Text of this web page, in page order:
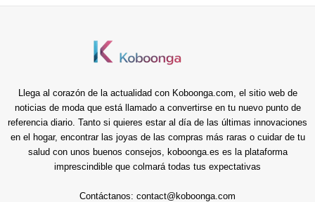
Llega al corazón de la actualidad con Koboonga.com, el sitio web de
noticias de moda que está llamado a convertirse en tu nuevo punto de
referencia diario. Tanto si quieres estar al día de las últimas innovaciones
en el hogar, encontrar las joyas de las compras más raras o cuidar de tu
salud con unos buenos consejos, koboonga.es es la plataforma
imprescindible que colmará todas tus expectativas
Contáctanos: contact@koboonga.com